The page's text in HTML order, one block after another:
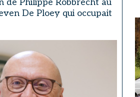
de Philippe Robbrecht au
De Ploey qui occupait